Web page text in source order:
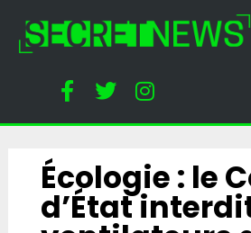
Écologie : le
d’État